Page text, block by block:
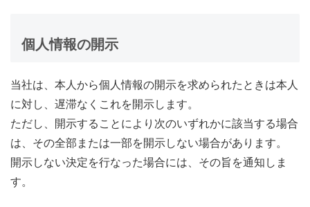
個人情報の開示
当社は、本人から個人情報の開示を求められたときは本人
に対し、遅滞なくこれを開示します。
ただし、開示することにより次のいずれかに該当する場合
は、その全部または一部を開示しない場合があります。
開示しない決定を行なった場合には、その旨を通知しま
す。